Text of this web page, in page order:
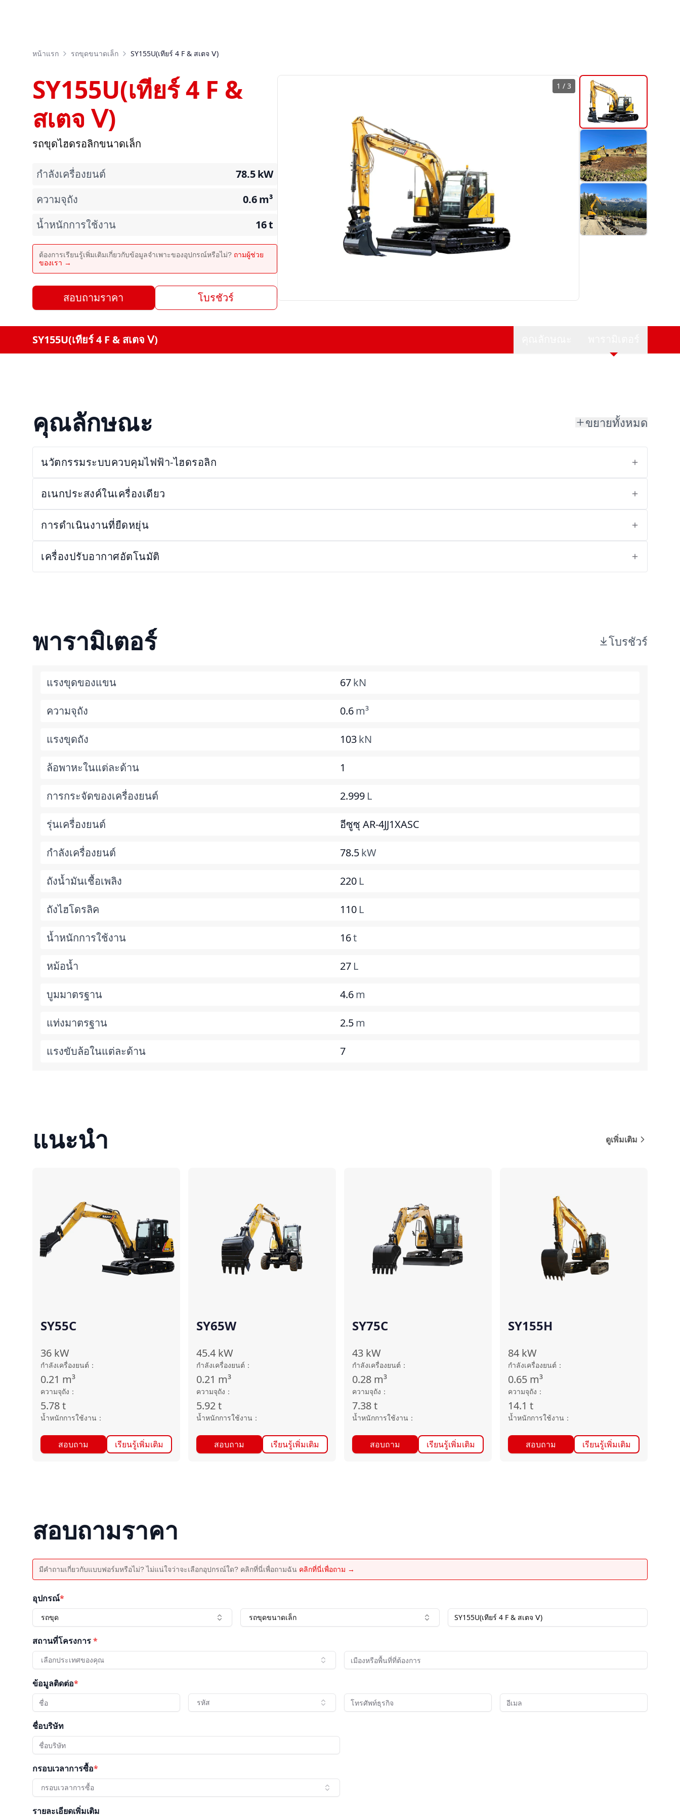
หน้าแรก รถขุดขนาดเล็ก SY155U(เทียร์ 4 F & สเตจ Ⅴ)
SY155U(เทียร์ 4 F &
สเตจ Ⅴ)
รถขุดไฮดรอลิกขนาดเล็ก
กำลังเครื่องยนต์ 78.5kW
ความจุถัง
0.6m³
น้ำหนักการใช้งาน
16t
ต้องการเรียนรู้เพิ่มเติมเกี่ยวกับข้อมูลจำเพาะของอุปกรณ์หรือไม่? ถามผู้ช่วย
ของเรา →
สอบถามราคา โบรชัวร์
1 / 3
SY155U(เทียร์ 4 F & สเตจ Ⅴ)
คุณลักษณะ ขยายทั้งหมด
นวัตกรรมระบบควบคุมไฟฟ้า-ไฮดรอลิก
อเนกประสงค์ในเครื่องเดียว
การดำเนินงานที่ยืดหยุ่น
เครื่องปรับอากาศอัตโนมัติ
พารามิเตอร์ โบรชัวร์
แรงขุดของแขน 67kN
ความจุถัง 0.6m³
แรงขุดถัง 103kN
ล้อพาหะในแต่ละด้าน 1
การกระจัดของเครื่องยนต์ 2.999 L
รุ่นเครื่องยนต์ อีซูซุ AR-4JJ1XASC
กำลังเครื่องยนต์ 78.5kW
ถังน้ำมันเชื้อเพลิง 220 L
ถังไฮโดรลิค 110 L
น้ำหนักการใช้งาน 16t
หม้อน้ำ 27 L
บูมมาตรฐาน 4.6m
แท่งมาตรฐาน 2.5m
แรงขับล้อในแต่ละด้าน 7
แนะนำ ดูเพิ่มเติม
SY55C
36 kW
กำลังเครื่องยนต์ ：
0.21 m³
ความจุถัง ：
5.78t
น้ำหนักการใช้งาน ：
สอบถาม เรียนรู้เพิ่มเติม
SY65W
45.4 kW
กำลังเครื่องยนต์ ：
0.21 m³
ความจุถัง ：
5.92t
น้ำหนักการใช้งาน ：
สอบถาม เรียนรู้เพิ่มเติม
SY75C
43 kW
กำลังเครื่องยนต์ ：
0.28 m³
ความจุถัง ：
7.38t
น้ำหนักการใช้งาน ：
สอบถาม เรียนรู้เพิ่มเติม
SY155H
84 kW
กำลังเครื่องยนต์ ：
0.65 m³
ความจุถัง ：
14.1 t
น้ำหนักการใช้งาน ：
สอบถาม เรียนรู้เพิ่มเติม
สอบถามราคา
มีคำถามเกี่ยวกับแบบฟอร์มหรือไม่? ไม่แน่ใจว่าจะเลือกอุปกรณ์ใด? คลิกที่นี่เพื่อถามฉัน คลิกที่นี่เพื่อถาม →
อุปกรณ์*
รถขุด รถขุดขนาดเล็ก
สถานที่โครงการ*
เลือกประเทศของคุณ
ข้อมูลติดต่อ*
รหัส
ชื่อบริษัท
กรอบเวลาการซื้อ*
กรอบเวลาการซื้อ
รายละเอียดเพิ่มเติม